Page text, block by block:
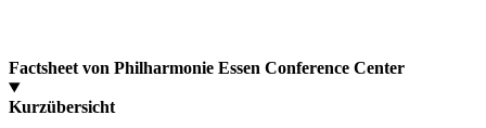
Factsheet von Philharmonie Essen Conference Center
Kurzübersicht